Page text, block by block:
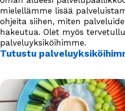
mielellämme lisää
ohjeita siihen, miten
hakeutua. Olet myös
palveluyksiköihimme.
Tutustu